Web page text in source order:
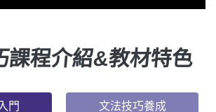
課程介紹&教材特色
門 文法技巧養成